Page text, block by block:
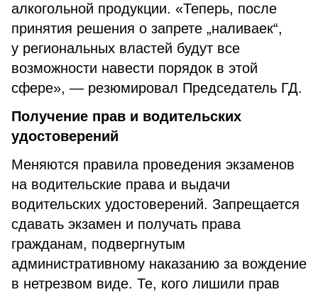
алкогольной продукции. «Теперь, после
принятия решения о запрете „наливаек“,
у региональных властей будут все
возможности навести порядок в этой
сфере», — резюмировал Председатель ГД.
Получение прав и водительских
удостоверений
Меняются правила проведения экзаменов
на водительские права и выдачи
водительских удостоверений. Запрещается
сдавать экзамен и получать права
гражданам, подвергнутым
административному наказанию за вождение
в нетрезвом виде. Те, кого лишили прав